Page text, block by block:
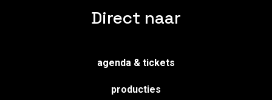
Direct naar
agenda & tickets
producties